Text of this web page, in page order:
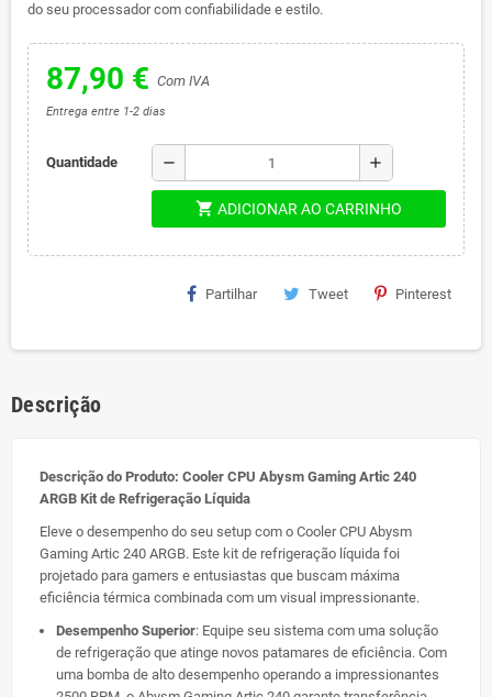
do seu processador com confiabilidade e estilo.
87,90 € Com IVA
Entrega entre 1-2 dias
Quantidade remove add
shopping_cart ADICIONAR AO CARRINHO
Partilhar Tweet Pinterest
Descrição
Descrição do Produto: Cooler CPU Abysm Gaming Artic 240
ARGB Kit de Refrigeração Líquida
Eleve o desempenho do seu setup com o Cooler CPU Abysm
Gaming Artic 240 ARGB. Este kit de refrigeração líquida foi
projetado para gamers e entusiastas que buscam máxima
eficiência térmica combinada com um visual impressionante.
Desempenho Superior: Equipe seu sistema com uma solução
de refrigeração que atinge novos patamares de eficiência. Com
uma bomba de alto desempenho operando a impressionantes